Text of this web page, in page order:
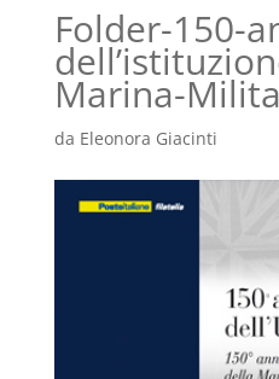
Folder-150-
Marina-
da Eleonora Giacinti